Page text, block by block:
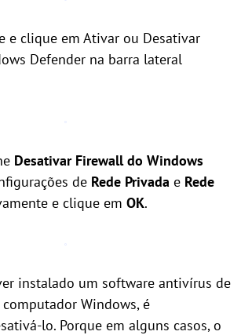
e clique em Ativar ou Desativar
Defender na barra lateral
Desativar Firewall do Windows
de Rede Privada e Rede
e clique em OK.
instalado um software antivírus de
Windows, é
lo. Porque em alguns casos, o